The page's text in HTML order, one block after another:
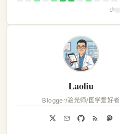
少
Laoliu
Blogger/验光师/国学爱好者